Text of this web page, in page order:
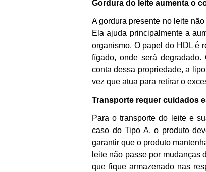
Gordura do leite aumenta o
A gordura presente no leite
Ela ajuda principalmente a
organismo. O papel do HDL é
fígado, onde será
conta dessa propriedade, a
vez que atua para retirar o
Transporte requer cuidados
Para o transporte do leite e
caso do Tipo A, o produto
garantir que o produto
leite não passe por mudanças
que fique armazenado nas